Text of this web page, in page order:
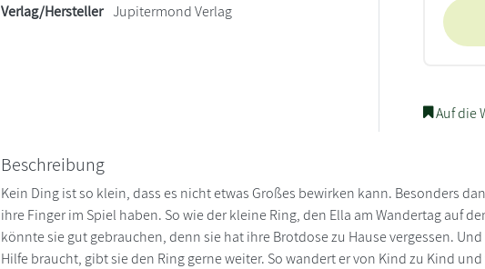
Verlag/Hersteller Jupitermond Verlag
Auf die
Beschreibung
Kein Ding ist so klein, dass es nicht etwas Großes bewirken kann. Besonders
ihre Finger im Spiel haben. So wie der kleine Ring, den Ella am Wandertag auf
könnte sie gut gebrauchen, denn sie hat ihre Brotdose zu Hause vergessen.
Hilfe braucht, gibt sie den Ring gerne weiter. So wandert er von Kind zu Kind